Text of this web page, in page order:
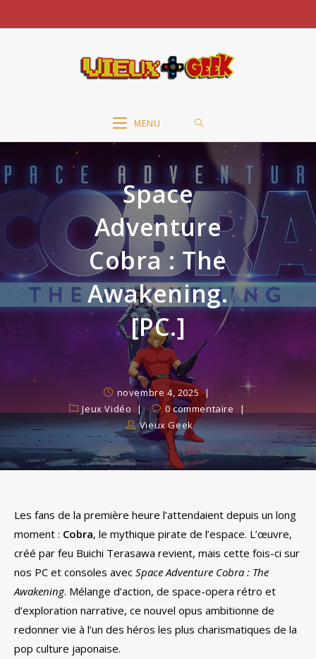
to
MENU
Space
Adventure
Cobra : The
Awakening.
[PC.]
novembre 4, 2025
Jeux Vidéo
0 commentaire
Vieux Geek
Les fans de la première heure l’attendaient depuis un long
moment : Cobra, le mythique pirate de l’espace. L’œuvre,
créé par feu Buichi Terasawa revient, mais cette fois-ci sur
nos PC et consoles avec Space Adventure Cobra : The
Awakening. Mélange d’action, de space-opera rétro et
d’exploration narrative, ce nouvel opus ambitionne de
redonner vie à l’un des héros les plus charismatiques de la
pop culture japonaise.